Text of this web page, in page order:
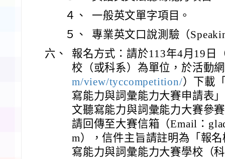
４、
一般英文單字項目。
５、
專業英文口說測驗（
六、
報名方式：請於113年4月19日
校（或科系）為單位，於活動
m/view/tyccompetition/）下載
寫能力與詞彙能力大賽申請表
文聽寫能力與詞彙能力大賽參
請回傳至大賽信箱（Email：
m），信件主旨請註明為「報
寫能力與詞彙能力大賽學校（